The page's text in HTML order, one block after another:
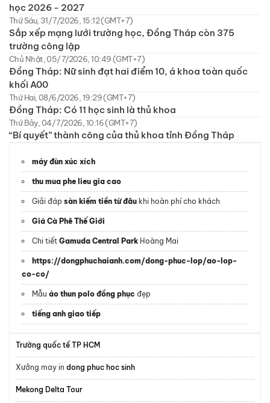
học 2026 - 2027
Thứ Sáu, 31/7/2026, 15:12 (GMT+7)
Sắp xếp mạng lưới trường học, Đồng Tháp còn 375
trường công lập
Chủ Nhật, 05/7/2026, 10:49 (GMT+7)
Đồng Tháp: Nữ sinh đạt hai điểm 10, á khoa toàn quốc
khối A00
Thứ Hai, 08/6/2026, 19:29 (GMT+7)
Đồng Tháp: Có 11 học sinh là thủ khoa
Thứ Bảy, 04/7/2026, 10:16 (GMT+7)
“Bí quyết” thành công của thủ khoa tỉnh Đồng Tháp
máy đùn xúc xích
thu mua phe lieu gia cao
Giải đáp sàn kiếm tiền từ đâu khi hoàn phí cho khách
Giá Cà Phê Thế Giới
Chi tiết Gamuda Central Park Hoàng Mai
https://dongphuchaianh.com/dong-phuc-lop/ao-lop-
co-co/
Mẫu áo thun polo đồng phục đẹp
tiếng anh giao tiếp
Trường quốc tế TP HCM
Xưởng may in dong phuc hoc sinh
Mekong Delta Tour